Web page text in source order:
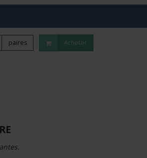
paires Acheter